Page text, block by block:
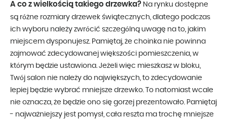
A co z wielkością takiego drzewka? Na rynku dostępne
są różne rozmiary drzewek świątecznych, dlatego podczas
ich wyboru należy zwrócić szczególną uwagę na to, jakim
miejscem dysponujesz. Pamiętaj, że choinka nie powinna
zajmować zdecydowanej większości pomieszczenia, w
którym będzie ustawiona. Jeżeli więc mieszkasz w bloku,
Twój salon nie należy do największych, to zdecydowanie
lepiej będzie wybrać mniejsze drzewko. To natomiast wcale
nie oznacza, że będzie ono się gorzej prezentowało. Pamiętaj
- najważniejszy jest pomysł, cała reszta ma trochę mniejsze